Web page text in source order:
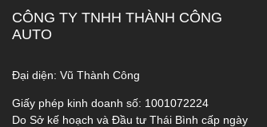
CÔNG TY TNHH THÀNH CÔNG
AUTO
Đại diện: Vũ Thành Công
Giấy phép kinh doanh số: 1001072224
Do Sở kế hoạch và Đầu tư Thái Bình cấp ngày